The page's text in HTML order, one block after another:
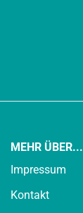
MEHR ÜBER...
Impressum
Kontakt